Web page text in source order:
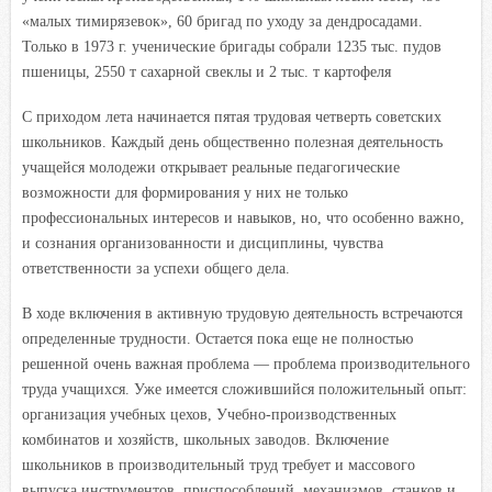
«малых тимирязевок», 60 бригад по уходу за дендросадами.
Только в 1973 г. ученические бригады собрали 1235 тыс. пудов
пшеницы, 2550 т сахарной свеклы и 2 тыс. т картофеля
С приходом лета начинается пятая трудовая четверть советских
школьников. Каждый день общественно полезная деятельность
учащейся молодежи открывает реальные педагогические
возможности для формирования у них не только
профессиональных интересов и навыков, но, что особенно важно,
и сознания организованности и дисциплины, чувства
ответственности за успехи общего дела.
В ходе включения в активную трудовую деятельность встречаются
определенные трудности. Остается пока еще не полностью
решенной очень важная проблема — проблема производительного
труда учащихся. Уже имеется сложившийся положительный опыт:
организация учебных цехов, Учебно-производственных
комбинатов и хозяйств, школьных заводов. Включение
школьников в производительный труд требует и массового